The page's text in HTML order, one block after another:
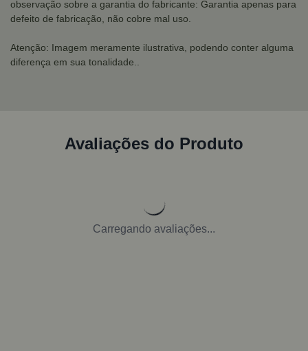
observação sobre a garantia do fabricante: Garantia apenas para
defeito de fabricação, não cobre mal uso.
Atenção: Imagem meramente ilustrativa, podendo conter alguma
diferença em sua tonalidade..
Avaliações do Produto
Carregando avaliações...